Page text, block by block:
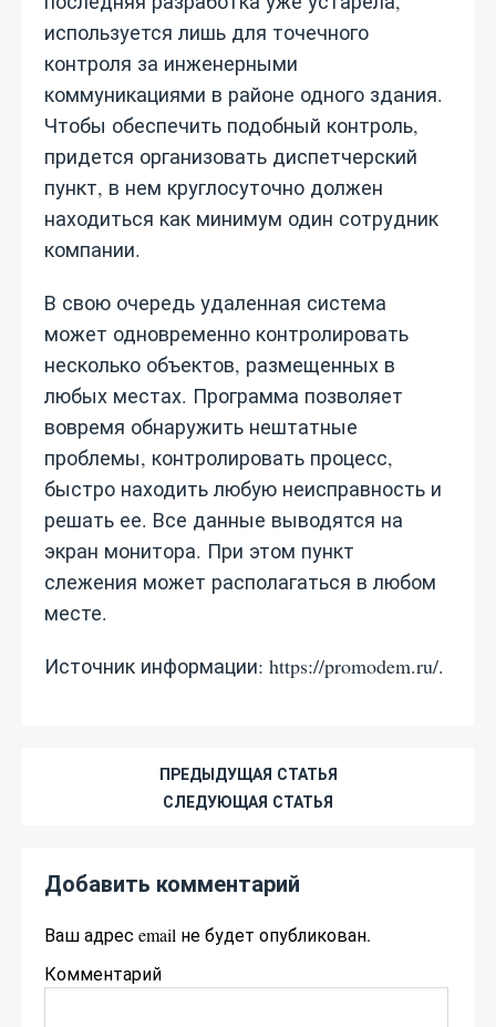
используется лишь для точечного
контроля за инженерными
коммуникациями в районе одного здания.
Чтобы обеспечить подобный контроль,
придется организовать диспетчерский
пункт, в нем круглосуточно должен
находиться как минимум один сотрудник
компании.
В свою очередь удаленная система
может одновременно контролировать
несколько объектов, размещенных в
любых местах. Программа позволяет
вовремя обнаружить нештатные
проблемы, контролировать процесс,
быстро находить любую неисправность и
решать ее. Все данные выводятся на
экран монитора. При этом пункт
слежения может располагаться в любом
месте.
Источник информации: https://promodem.ru/.
ПРЕДЫДУЩАЯ СТАТЬЯ
СЛЕДУЮЩАЯ СТАТЬЯ
Добавить комментарий
Ваш адрес email не будет опубликован.
Комментарий